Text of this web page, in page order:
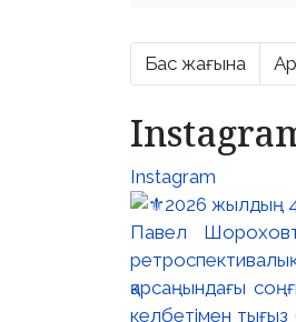
Бас жағына
Instagram